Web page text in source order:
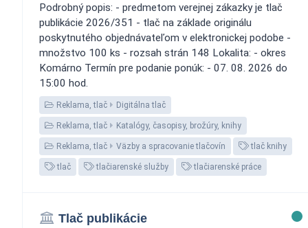
Podrobný popis: - predmetom verejnej zákazky je tlač
publikácie 2026/351 - tlač na základe originálu
poskytnutého objednávateľom v elektronickej podobe -
množstvo 100 ks - rozsah strán 148 Lokalita: - okres
Komárno Termín pre podanie ponúk: - 07. 08. 2026 do
15:00 hod.
Reklama, tlač Digitálna tlač
Reklama, tlač Katalógy, časopisy, brožúry, knihy
Reklama, tlač Väzby a spracovanie tlačovín tlač knihy
tlač tlačiarenské služby tlačiarenské práce
Tlač publikácie